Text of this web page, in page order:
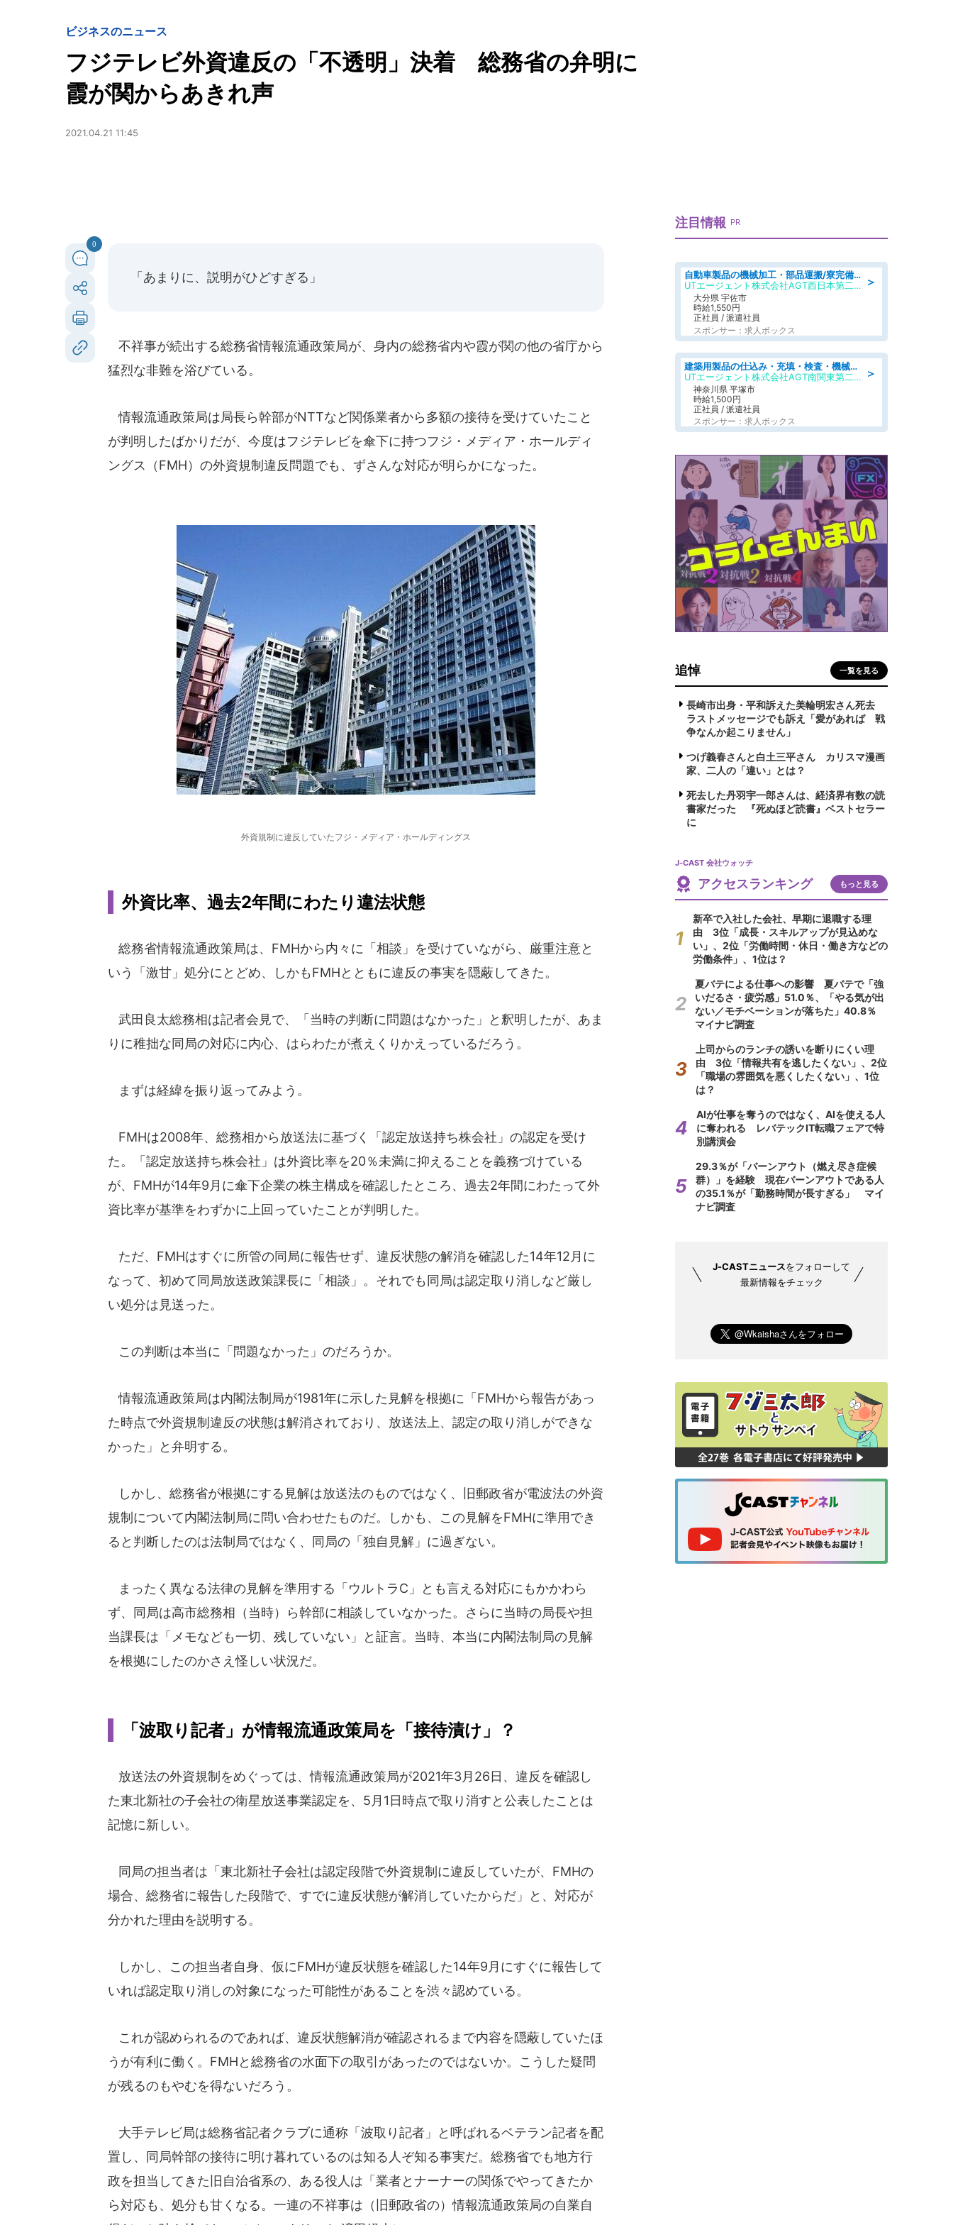
ビジネスのニュース
フジテレビ外資違反の「不透明」決着 総務省の弁明に
霞が関からあきれ声
2021.04.21 11:45
0
「あまりに、説明がひどすぎる」
不祥事が続出する総務省情報流通政策局が、身内の総務省内や霞が関の他の省庁から
猛烈な非難を浴びている。
情報流通政策局は局長ら幹部がNTTなど関係業者から多額の接待を受けていたこと
が判明したばかりだが、今度はフジテレビを傘下に持つフジ・メディア・ホールディ
ングス（FMH）の外資規制違反問題でも、ずさんな対応が明らかになった。
外資規制に違反していたフジ・メディア・ホールディングス
外資比率、過去2年間にわたり違法状態
総務省情報流通政策局は、FMHから内々に「相談」を受けていながら、厳重注意と
いう「激甘」処分にとどめ、しかもFMHとともに違反の事実を隠蔽してきた。
武田良太総務相は記者会見で、「当時の判断に問題はなかった」と釈明したが、あま
りに稚拙な同局の対応に内心、はらわたが煮えくりかえっているだろう。
まずは経緯を振り返ってみよう。
FMHは2008年、総務相から放送法に基づく「認定放送持ち株会社」の認定を受け
た。「認定放送持ち株会社」は外資比率を20％未満に抑えることを義務づけている
が、FMHが14年9月に傘下企業の株主構成を確認したところ、過去2年間にわたって外
資比率が基準をわずかに上回っていたことが判明した。
ただ、FMHはすぐに所管の同局に報告せず、違反状態の解消を確認した14年12月に
なって、初めて同局放送政策課長に「相談」。それでも同局は認定取り消しなど厳し
い処分は見送った。
この判断は本当に「問題なかった」のだろうか。
情報流通政策局は内閣法制局が1981年に示した見解を根拠に「FMHから報告があっ
た時点で外資規制違反の状態は解消されており、放送法上、認定の取り消しができな
かった」と弁明する。
しかし、総務省が根拠にする見解は放送法のものではなく、旧郵政省が電波法の外資
規制について内閣法制局に問い合わせたものだ。しかも、この見解をFMHに準用でき
ると判断したのは法制局ではなく、同局の「独自見解」に過ぎない。
まったく異なる法律の見解を準用する「ウルトラC」とも言える対応にもかかわら
ず、同局は高市総務相（当時）ら幹部に相談していなかった。さらに当時の局長や担
当課長は「メモなども一切、残していない」と証言。当時、本当に内閣法制局の見解
を根拠にしたのかさえ怪しい状況だ。
「波取り記者」が情報流通政策局を「接待漬け」？
放送法の外資規制をめぐっては、情報流通政策局が2021年3月26日、違反を確認し
た東北新社の子会社の衛星放送事業認定を、5月1日時点で取り消すと公表したことは
記憶に新しい。
同局の担当者は「東北新社子会社は認定段階で外資規制に違反していたが、FMHの
場合、総務省に報告した段階で、すでに違反状態が解消していたからだ」と、対応が
分かれた理由を説明する。
しかし、この担当者自身、仮にFMHが違反状態を確認した14年9月にすぐに報告して
いれば認定取り消しの対象になった可能性があることを渋々認めている。
これが認められるのであれば、違反状態解消が確認されるまで内容を隠蔽していたほ
うが有利に働く。FMHと総務省の水面下の取引があったのではないか。こうした疑問
が残るのもやむを得ないだろう。
大手テレビ局は総務省記者クラブに通称「波取り記者」と呼ばれるベテラン記者を配
置し、同局幹部の接待に明け暮れているのは知る人ぞ知る事実だ。総務省でも地方行
政を担当してきた旧自治省系の、ある役人は「業者とナーナーの関係でやってきたか
ら対応も、処分も甘くなる。一連の不祥事は（旧郵政省の）情報流通政策局の自業自
注目情報 PR
＞
自動車製品の機械加工・部品運搬/寮完備/日払い/工場・製造
UTエージェント株式会社AGT西日本第二CU
大分県 宇佐市
時給1,550円
正社員 / 派遣社員
スポンサー：求人ボックス
＞
建築用製品の仕込み・充填・検査・機械操作/寮完備/日払い/工場・製造
UTエージェント株式会社AGT南関東第二CU
神奈川県 平塚市
時給1,500円
正社員 / 派遣社員
スポンサー：求人ボックス
追悼 一覧を見る
長崎市出身・平和訴えた美輪明宏さん死去
ラストメッセージでも訴え「愛があれば 戦
争なんか起こりません」
つげ義春さんと白土三平さん カリスマ漫画
家、二人の「違い」とは？
死去した丹羽宇一郎さんは、経済界有数の読
書家だった 『死ぬほど読書』ベストセラー
に
J-CAST 会社ウォッチ
アクセスランキング もっと見る
新卒で入社した会社、早期に退職する理
由 3位「成長・スキルアップが見込めな
い」、2位「労働時間・休日・働き方などの
労働条件」、1位は？
夏バテによる仕事への影響 夏バテで「強
いだるさ・疲労感」51.0％、「やる気が出
ない／モチベーションが落ちた」40.8％
マイナビ調査
上司からのランチの誘いを断りにくい理
由 3位「情報共有を逃したくない」、2位
「職場の雰囲気を悪くしたくない」、1位
は？
AIが仕事を奪うのではなく、AIを使える人
に奪われる レバテックIT転職フェアで特
別講演会
29.3％が「バーンアウト（燃え尽き症候
群）」を経験 現在バーンアウトである人
の35.1％が「勤務時間が長すぎる」 マイ
ナビ調査
J-CASTニュースをフォローして
最新情報をチェック